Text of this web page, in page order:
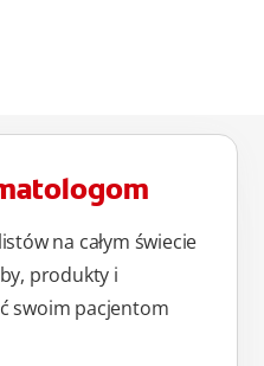
na całym świecie
produkty i
swoim pacjentom